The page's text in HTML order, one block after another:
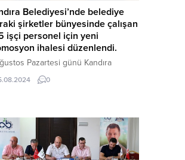
Belediyesi’nde belediye
şirketler bünyesinde çalışan
işçi personel için yeni
ihalesi düzenlendi.
Pazartesi günü Kandıra
Meclis Salonunda düzenlenen
devlet ve özel sektöre ait
0